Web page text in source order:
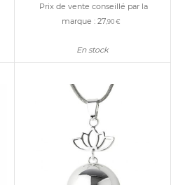
Prix de vente conseillé par la
marque : 27,90 €
En stock